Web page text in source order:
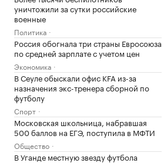
уничтожили за сутки российские
военные
Политика
Россия обогнала три страны Евросоюза
по средней зарплате с учетом цен
Экономика
В Сеуле обыскали офис KFA из-за
назначения экс-тренера сборной по
футболу
Спорт
Московская школьница, набравшая
500 баллов на ЕГЭ, поступила в МФТИ
Общество
В Уганде местную звезду футбола